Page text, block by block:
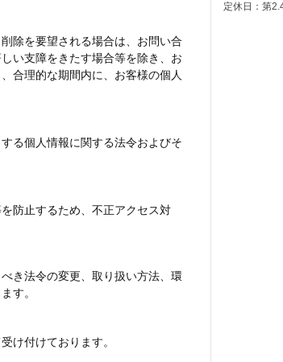
除を要望される場合は、お問い合
い支障をきたす場合等を除き、お
合理的な期間内に、お客様の個人
る個人情報に関する法令およびそ
防止するため、不正アクセス対
き法令の変更、取り扱い方法、環
す。
け付けております。
定休日：第